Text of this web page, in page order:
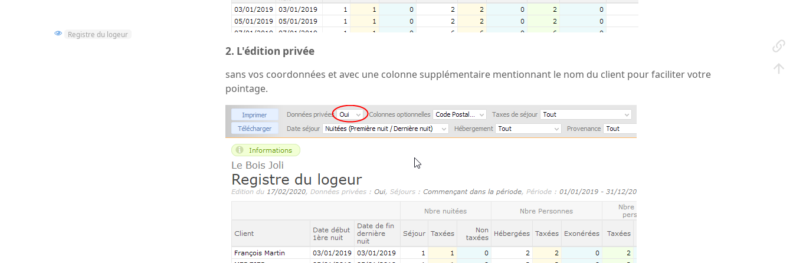
Registre du logeur
2. L'édition privée
sans vos coordonnées et avec une colonne supplémentaire mentionnant le nom du client pour faciliter votre
pointage.